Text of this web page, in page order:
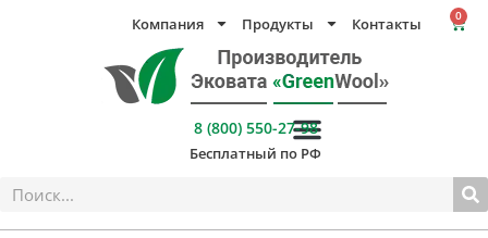
содержимому
8 (800) 550-27-98
Бесплатный по РФ
Компания Продукты Контакты 0